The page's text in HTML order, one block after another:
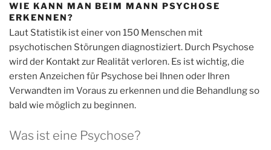
WIE KANN MAN BEIM MANN PSYCHOSE
ERKENNEN?
Laut Statistik ist einer von 150 Menschen mit
psychotischen Störungen diagnostiziert. Durch Psychose
wird der Kontakt zur Realität verloren. Es ist wichtig, die
ersten Anzeichen für Psychose bei Ihnen oder Ihren
Verwandten im Voraus zu erkennen und die Behandlung so
bald wie möglich zu beginnen.
Was ist eine Psychose?